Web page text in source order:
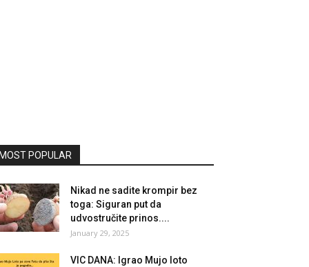
POPULAR
Nikad ne sadite krompir bez
toga: Siguran put da
udvostručite prinos....
January 29, 2025
VIC DANA: Igrao Mujo loto